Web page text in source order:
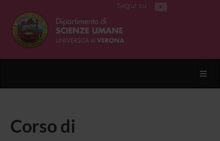
Segui su
Corso di